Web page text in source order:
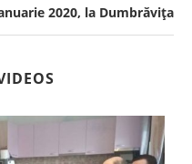
2020, la Dumbrăvița